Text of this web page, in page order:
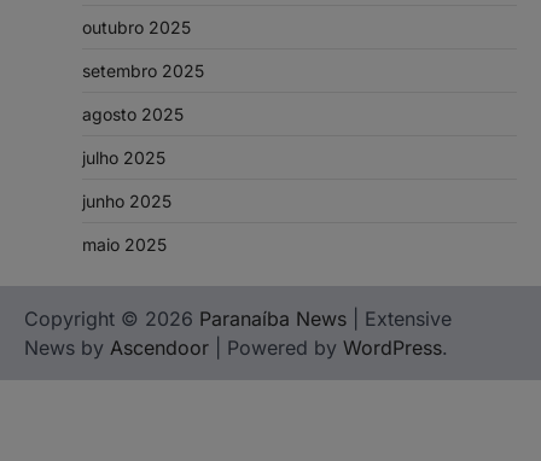
outubro 2025
setembro 2025
agosto 2025
julho 2025
junho 2025
maio 2025
Copyright © 2026 Paranaíba News | Extensive
News by Ascendoor | Powered by WordPress.